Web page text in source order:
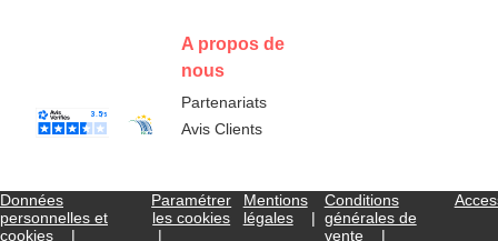
A propos de
nous
Partenariats
Avis Clients
Données
personnelles et
cookies
Paramétrer
les cookies
Mentions
légales
Conditions
générales de
vente